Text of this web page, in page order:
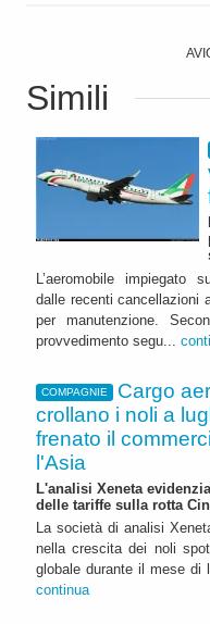
Simili
L’aeromobile impiegato
dalle recenti cancellazioni
per manutenzione.
provvedimento segu...
COMPAGNIE
Cargo
crollano i noli a
frenato il
l'Asia
L'analisi Xeneta
delle tariffe sulla rotta
La società di analisi
nella crescita dei noli
globale durante il mese di
continua